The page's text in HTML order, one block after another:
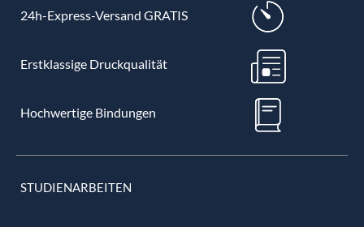
24h-Express-Versand GRATIS
Erstklassige Druckqualität
Hochwertige Bindungen
STUDIENARBEITEN